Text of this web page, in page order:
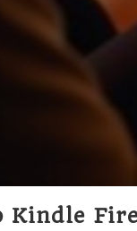
Kindle